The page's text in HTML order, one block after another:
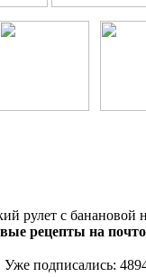
рулет с банановой
рецепты на
Уже подписались: